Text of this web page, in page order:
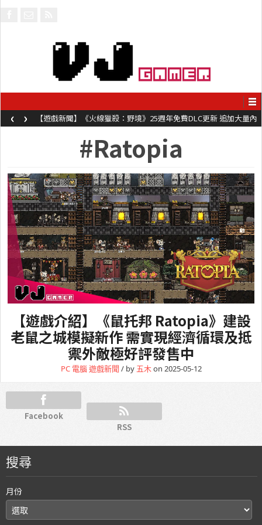
【遊戲新聞】《火線獵殺：野境》25週年免費DLC更新 追加大量內
容同時系舊作限時超平價折扣
‹ ›
#Ratopia
【遊戲介紹】《鼠托邦 Ratopia》建設
老鼠之城模擬新作 需實現經濟循環及抵
禦外敵極好評發售中
PC 電腦遊戲新聞 / by 五木on 2025-05-12
Facebook
RSS
搜尋
月份